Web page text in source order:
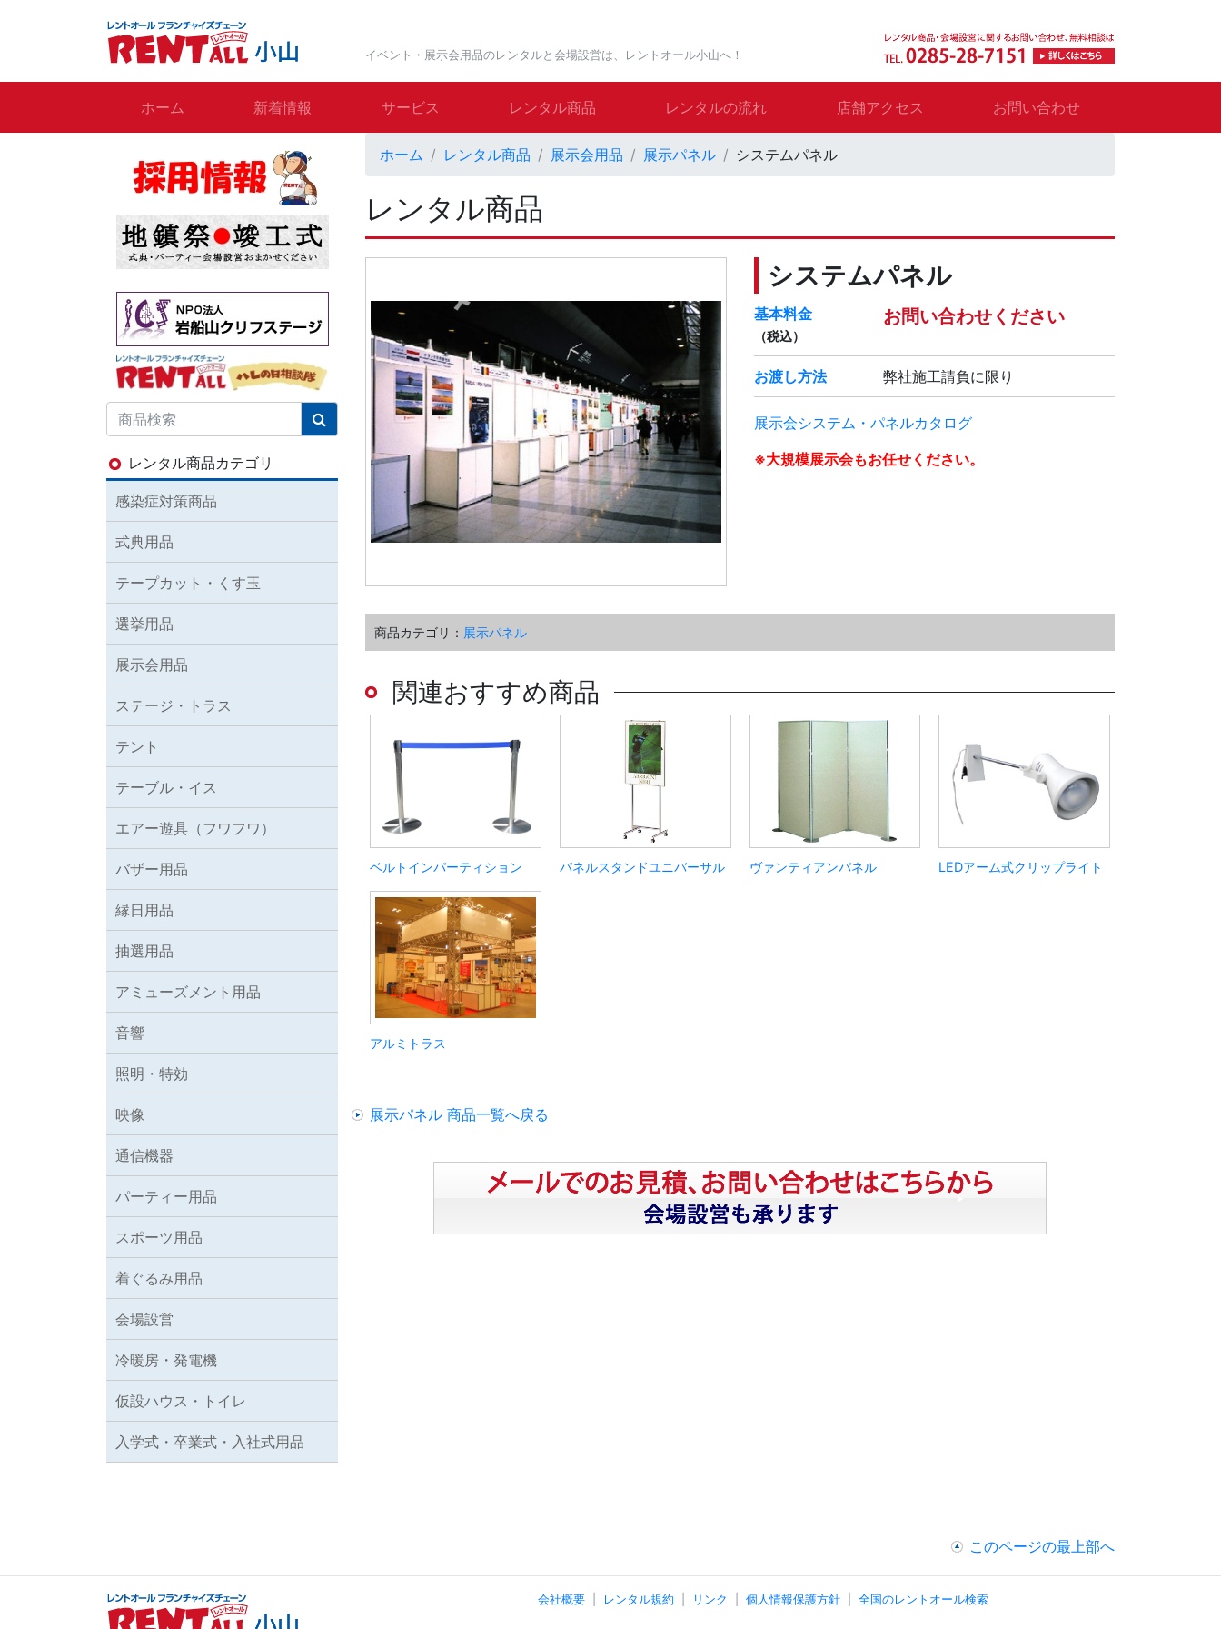
イベント・展示会用品のレンタルと会場設営は、レントオール小山へ！
ホーム 新着情報 サービス レンタル商品 レンタルの流れ 店舗アクセス お問い合わせ
ホーム レンタル商品 展示会用品 展示パネル システムパネル
レンタル商品
システムパネル
基本料金
（税込）
お問い合わせください
お渡し方法 弊社施工請負に限り
展示会システム・パネルカタログ
※大規模展示会もお任せください。
商品カテゴリ： 展示パネル
関連おすすめ商品
ベルトインパーティション パネルスタンドユニバーサル ヴァンティアンパネル LEDアーム式クリップライト
アルミトラス
展示パネル 商品一覧へ戻る
レンタル商品カテゴリ
感染症対策商品
式典用品
テープカット・くす玉
選挙用品
展示会用品
ステージ・トラス
テント
テーブル・イス
エアー遊具（フワフワ）
バザー用品
縁日用品
抽選用品
アミューズメント用品
音響
照明・特効
映像
通信機器
パーティー用品
スポーツ用品
着ぐるみ用品
会場設営
冷暖房・発電機
仮設ハウス・トイレ
入学式・卒業式・入社式用品
このページの最上部へ
会社概要 レンタル規約 リンク 個人情報保護方針 全国のレントオール検索